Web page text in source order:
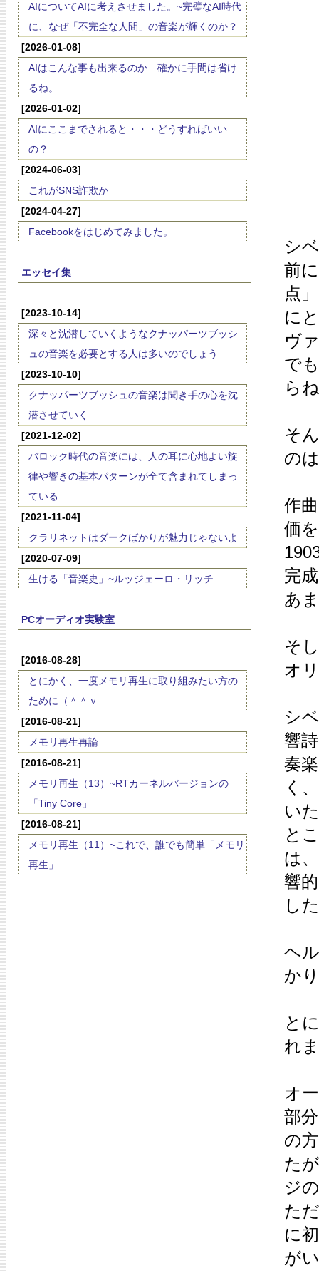
AIについてAIに考えさせました。~完璧なAI時代
に、なぜ「不完全な人間」の音楽が輝くのか？
[2026-01-08]
AIはこんな事も出来るのか…確かに手間は省け
るね。
[2026-01-02]
AIにここまでされると・・・どうすればいい
の？
[2024-06-03]
これがSNS詐欺か
[2024-04-27]
Facebookをはじめてみました。
エッセイ集
[2023-10-14]
深々と沈潜していくようなクナッパーツブッシ
ュの音楽を必要とする人は多いのでしょう
[2023-10-10]
クナッパーツブッシュの音楽は聞き手の心を沈
潜させていく
[2021-12-02]
バロック時代の音楽には、人の耳に心地よい旋
律や響きの基本パターンが全て含まれてしまっ
ている
[2021-11-04]
クラリネットはダークばかりが魅力じゃないよ
[2020-07-09]
生ける「音楽史」~ルッジェーロ・リッチ
PCオーディオ実験室
[2016-08-28]
とにかく、一度メモリ再生に取り組みたい方の
ために（＾＾ｖ
[2016-08-21]
メモリ再生再論
[2016-08-21]
メモリ再生（13）~RTカーネルバージョンの
「Tiny Core」
[2016-08-21]
メモリ再生（11）~これで、誰でも簡単「メモリ
再生」
シ
前
点
に
ヴ
で
ら
そ
の
作
価
完
あ
そ
オ
シ
響
奏
く
い
と
は
響
し
ヘ
か
と
れ
オ
部
の
た
ジ
た
に
が